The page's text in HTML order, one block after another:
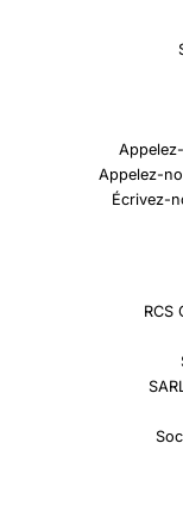
Appelez-
Écrivez-
RCS